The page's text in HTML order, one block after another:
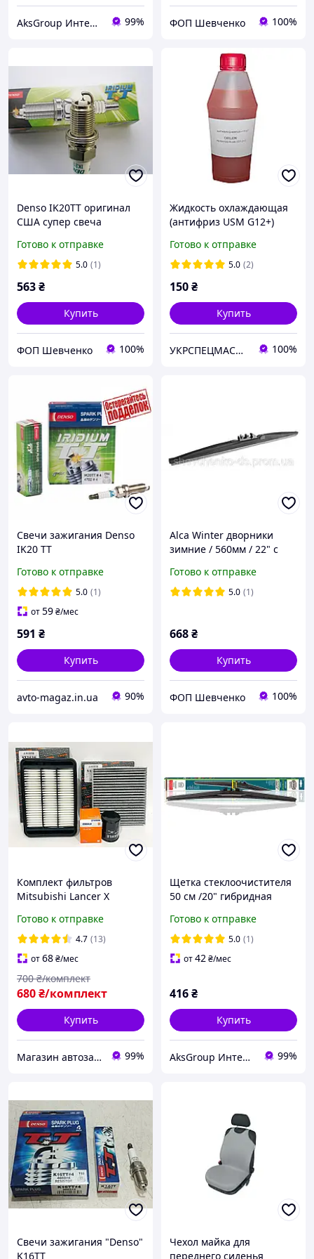
AksGroup Интернет-магазин автотоваров aksgroup.com.ua 99% ФОП Шевченко 100%
Denso IK20TT оригинал
США cупер свеча
Готово к отправке
5.0 (1)
563₴
Купить
ФОП Шевченко 100%
Жидкость охлаждающая
(антифриз USM G12+)
Готово к отправке
5.0 (2)
150₴
Купить
УКРСПЕЦМАСЛА ТД, ООО 100%
Свечи зажигания Denso
IK20 TT
Готово к отправке
5.0 (1)
от59₴/мес
591 ₴
Купить
avto-magaz.in.ua 90%
Alca Winter дворники
зимние / 560мм / 22" с
Готово к отправке
5.0 (1)
668₴
Купить
ФОП Шевченко 100%
Комплект фильтров
Mitsubishi Lancer X
1.8 2.0 Outlander XL
Аутлендер
Готово к отправке
4.7 (13)
от68₴/мес
680₴/комплект
700 ₴/комплект
Купить
Магазин автозапчастей - Levoparts 99%
Щетка стеклоочистителя
50 см /20" гибридная
Готово к отправке
5.0 (1)
от42₴/мес
416₴
Купить
AksGroup Интернет-магазин автотоваров aksgroup.com.ua 99%
Свечи зажигания "Denso"
K16TT
Чехол майка для
переднего сиденья